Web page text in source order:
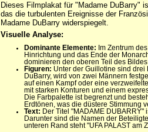
Dieses Filmplakat für "Madame DuBarry"
das die turbulenten Ereignisse der
Madame DuBarry widerspiegelt.
Visuelle Analyse:
Dominante Elemente: Im Zentrum
Hinrichtung und das Ende der
dominieren den oberen Teil des
Figuren: Unter der Guillotine sind drei
DuBarry, wird von zwei Männern
auf einen Kampf oder eine
mit starken Konturen und einem
Die Farbpalette ist begrenzt und
Erdtönen, was die düstere Stimmung
Text: Der Titel "MADAME
Darunter sind die Namen der
unteren Rand steht "UFA PALAST am